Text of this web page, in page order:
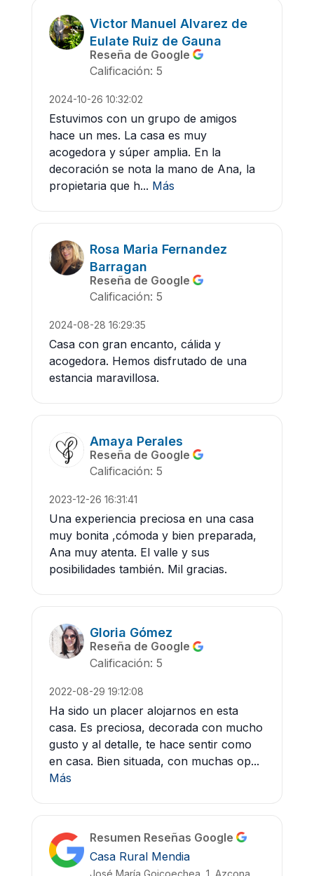
Victor Manuel Alvarez de
Eulate Ruiz de Gauna
Reseña de Google
Calificación: 5
2024-10-26 10:32:02
Estuvimos con un grupo de amigos
hace un mes. La casa es muy
acogedora y súper amplia. En la
decoración se nota la mano de Ana, la
propietaria que h... Más
Rosa Maria Fernandez
Barragan
Reseña de Google
Calificación: 5
2024-08-28 16:29:35
Casa con gran encanto, cálida y
acogedora. Hemos disfrutado de una
estancia maravillosa.
Amaya Perales
Reseña de Google
Calificación: 5
2023-12-26 16:31:41
Una experiencia preciosa en una casa
muy bonita ,cómoda y bien preparada,
Ana muy atenta. El valle y sus
posibilidades también. Mil gracias.
Gloria Gómez
Reseña de Google
Calificación: 5
2022-08-29 19:12:08
Ha sido un placer alojarnos en esta
casa. Es preciosa, decorada con mucho
gusto y al detalle, te hace sentir como
en casa. Bien situada, con muchas op...
Más
Resumen Reseñas Google
Casa Rural Mendia
José María Goicoechea, 1, Azcona